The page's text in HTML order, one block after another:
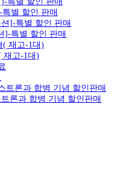
별 할인 판매
]-특별 할인 판매
재고-1대)
론과 합병 기념 할인판매